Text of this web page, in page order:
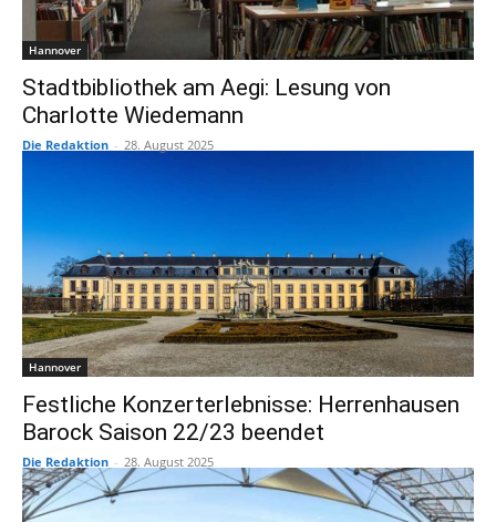
Hannover
Stadtbibliothek am Aegi: Lesung von
Charlotte Wiedemann
Die Redaktion - 28. August 2025
Hannover
Festliche Konzerterlebnisse: Herrenhausen
Barock Saison 22/23 beendet
Die Redaktion - 28. August 2025